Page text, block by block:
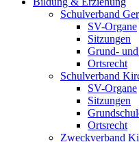
Schulverband
SV-Organe
Sitzungen
Grund-
Ortsrecht
Schulverband
SV-Organe
Sitzungen
Ortsrecht
Zweckverband